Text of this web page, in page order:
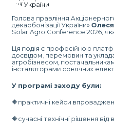
Голова правління
декарбонізації України»
Solar Agro Conference 2026,
Ця подія є професійною
досвідом, перемовин та
агробізнесом,
інсталяторами сонячних
У програмі заходу були:
🔶практичні кейси
🔶сучасні технічні рішення від